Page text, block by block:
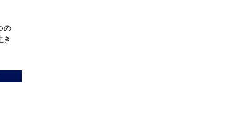
の
き